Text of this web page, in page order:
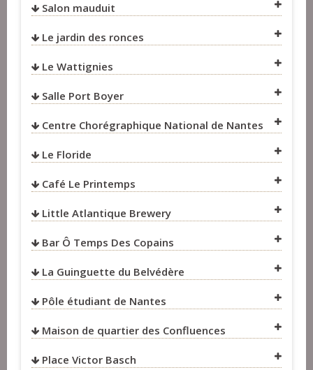
Salon mauduit
VOIR SUR LA CARTE
Le jardin des ronces
VOIR SUR LA CARTE
Le Wattignies
Salle Port Boyer
VOIR SUR LA CARTE
Centre Chorégraphique National de Nantes
Le Floride
VOIR SUR LA CARTE
Café Le Printemps
VOIR SUR LA CARTE
Little Atlantique Brewery
VOIR SUR LA CARTE
Bar Ô Temps Des Copains
VOIR SUR LA CARTE
La Guinguette du Belvédère
VOIR SUR LA CARTE
Pôle étudiant de Nantes
VOIR SUR LA CARTE
Maison de quartier des Confluences
Place Victor Basch